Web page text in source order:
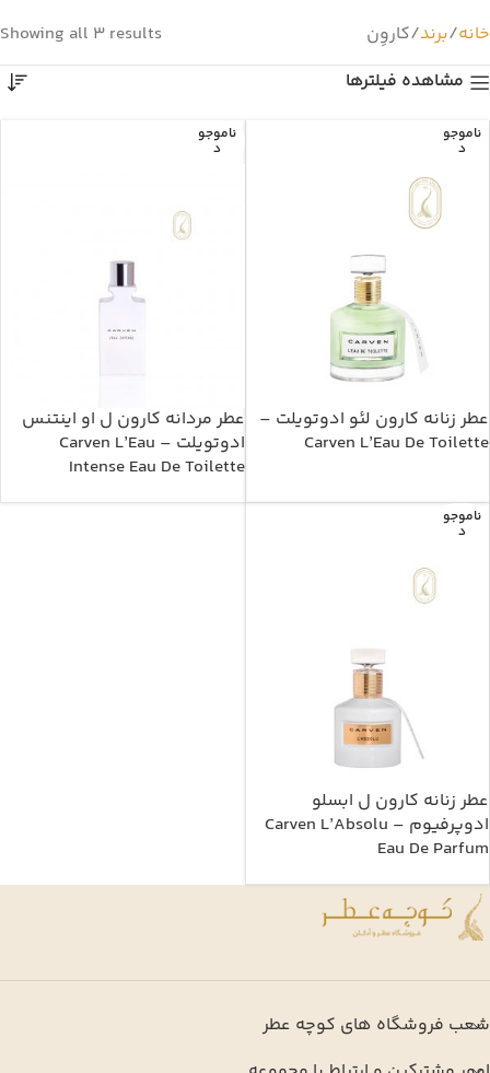
خانه برند کاروِن
Showing all 3 results
مشاهده فیلترها
ناموجو
د
عطر زنانه کارون لئو ادوتویلت –
Carven L’Eau De Toilette
ناموجو
د
عطر مردانه کارون ل او اینتنس
ادوتویلت – Carven L’Eau
Intense Eau De Toilette
ناموجو
د
عطر زنانه کارون ل ابسلو
ادوپرفیوم – Carven L’Absolu
Eau De Parfum
شعب فروشگاه های کوچه عطر